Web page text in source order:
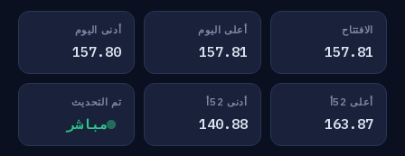
الافتتاح
157.81
أعلى اليوم
157.81
أدنى اليوم
157.80
أعلى 52أ
163.87
أدنى 52أ
140.88
تم التحديث
مباشر